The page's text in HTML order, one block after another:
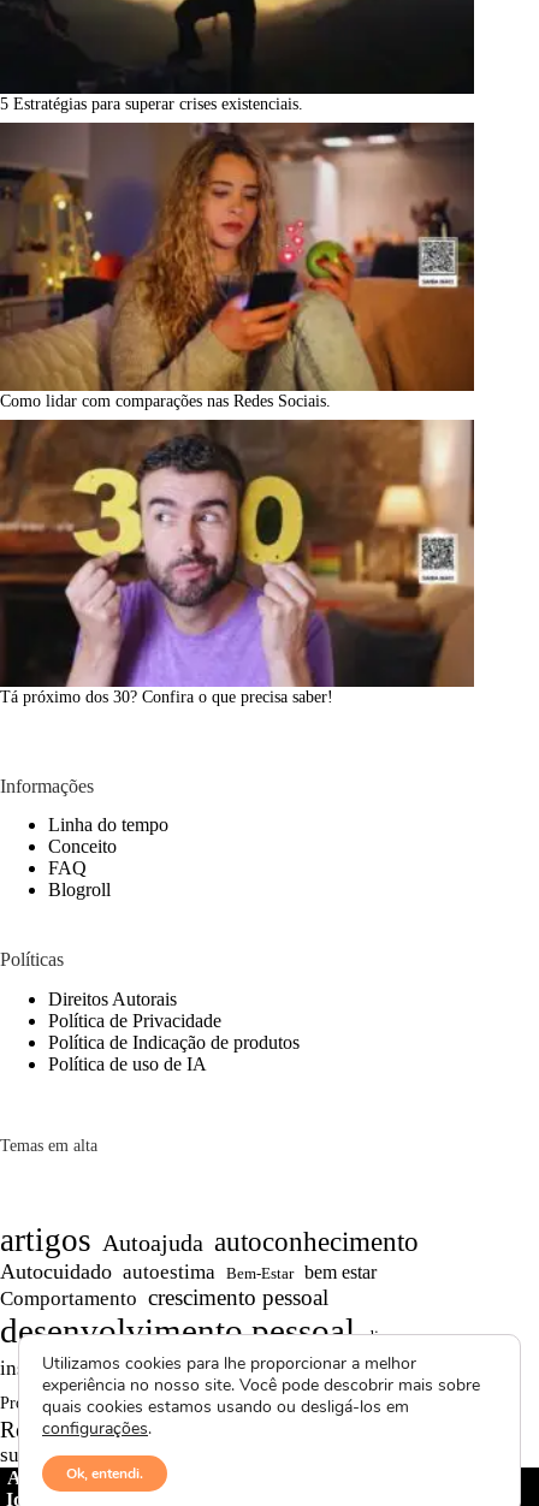
5 Estratégias para superar crises existenciais.
Como lidar com comparações nas Redes Sociais.
Tá próximo dos 30? Confira o que precisa saber!
Informações
Linha do tempo
Conceito
FAQ
Blogroll
Políticas
Direitos Autorais
Política de Privacidade
Política de Indicação de produtos
Política de uso de IA
Temas em alta
artigos Autoajuda autoconhecimento
Autocuidado autoestima Bem-Estar bem estar
Comportamento crescimento pessoal
desenvolvimento pessoal dicas
inspiração Motivação Persistência produtividade
Projetos autorais reflexão Reflexões
Reflexões de Vida
superação textos curtos
Avctoris Copyright ©
Ideias
Utilizamos cookies para lhe proporcionar a melhor
experiência no nosso site. Você pode descobrir mais sobre
quais cookies estamos usando ou desligá-los em
configurações.
Ok, entendi.